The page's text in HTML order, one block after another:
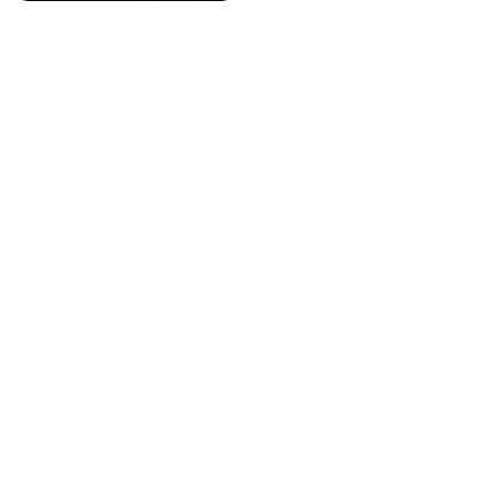
dreieinhalb Jahre her.Wie finde ich Cover und Titel?Passt